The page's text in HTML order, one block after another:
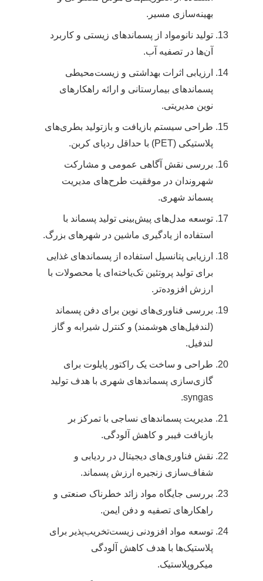
بهینه‌سازی مسیر.
تولید نانومواد از پسماندهای زیستی و کاربرد
آن‌ها در تصفیه آب.
ارزیابی اثرات بهداشتی و زیست‌محیطی
پسماندهای بیمارستانی و ارائه راهکارهای
نوین مدیریتی.
طراحی سیستم بازیافت و بازتولید بطری‌های
پلاستیکی (PET) با حداقل ردپای کربن.
بررسی نقش آگاهی عمومی و مشارکت
شهروندان در موفقیت طرح‌های مدیریت
پسماند شهری.
توسعه مدل‌های پیش‌بینی تولید پسماند با
استفاده از یادگیری ماشین در شهرهای بزرگ.
ارزیابی پتانسیل استفاده از پسماندهای غذایی
برای تولید پروتئین تک‌یاخته‌ای یا محصولات با
ارزش افزوده‌تر.
بررسی فناوری‌های نوین برای دفن پسماند
(لندفیل‌های هوشمند) و کنترل شیرابه و گاز
لندفیل.
طراحی و ساخت یک راکتور پایلوت برای
گازی‌سازی پسماندهای شهری با هدف تولید
syngas.
مدیریت پسماندهای نساجی با تمرکز بر
بازیافت فیبر و کاهش آلودگی.
نقش فناوری‌های دیجیتال در ردیابی و
شفاف‌سازی زنجیره ارزش پسماند.
بررسی جایگاه مواد زائد خطرناک صنعتی و
راهکارهای تصفیه و دفن ایمن.
توسعه مواد افزودنی زیست‌تخریب‌پذیر برای
پلاستیک‌ها با هدف کاهش آلودگی
میکروپلاستیک.